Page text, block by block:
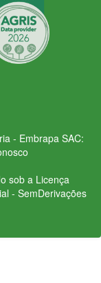
- Embrapa SAC:
sob a Licença
- SemDerivações